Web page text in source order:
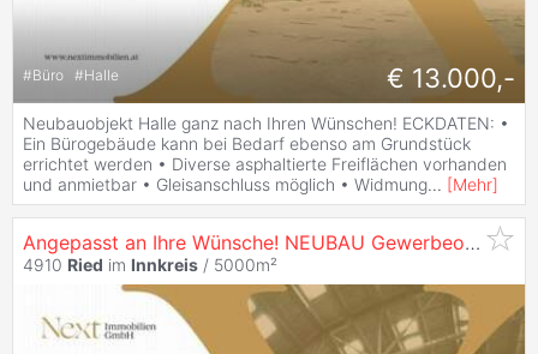
#Büro #Halle € 13.000,-
Neubauobjekt Halle ganz nach Ihren Wünschen! ECKDATEN: •
Ein Bürogebäude kann bei Bedarf ebenso am Grundstück
errichtet werden • Diverse asphaltierte Freiflächen vorhanden
und anmietbar • Gleisanschluss möglich • Widmung... [Mehr]
Angepasst an Ihre Wünsche! NEUBAU Gewerbeobjekt in
4910 Ried im Innkreis / 5000m²